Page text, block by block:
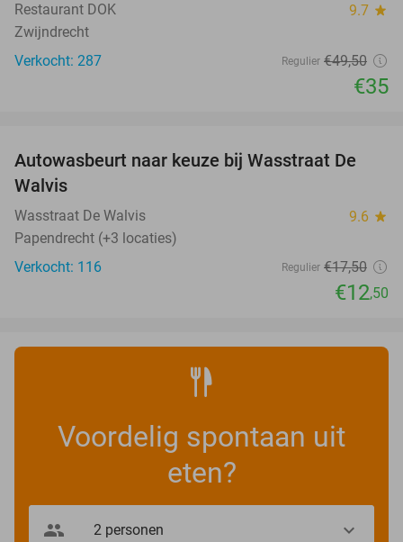
Restaurant DOK 9.7 star
Zwijndrecht
Verkocht: 287
Regulier €49,50
€35
29%
Autowasbeurt naar keuze bij Wasstraat De
Walvis
Wasstraat De Walvis 9.6 star
Papendrecht (+3 locaties)
Verkocht: 116
Regulier €17,50
€12,50
Voordelig spontaan uit
eten?